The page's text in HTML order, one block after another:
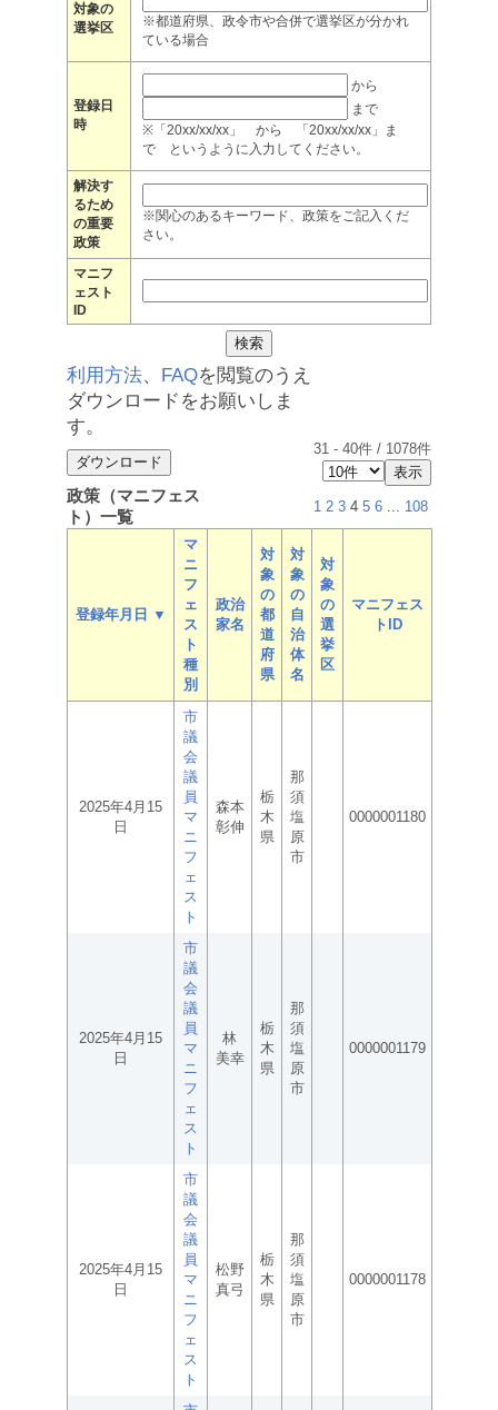
対象の
選挙区
※都道府県、政令市や合併で選挙区が分かれ
ている場合
登録日
時
から
まで
※「20xx/xx/xx」 から 「20xx/xx/xx」ま
で というように入力してください。
解決す
るため
の重要
政策
※関心のあるキーワード、政策をご記入くだ
さい。
マニフ
ェスト
ID
利用方法、 FAQを閲覧のうえ
ダウンロードをお願いしま
す。
31 - 40件 / 1078件
政策（マニフェス
ト）一覧
1 2 3 4 5 6 ... 108
登録年月日 ▼
マ
ニ
フ
ェ
ス
ト
種
別
政治
家名
対
象
の
都
道
府
県
対
象
の
自
治
体
名
対
象
の
選
挙
区
マニフェス
トID
2025年4月15
日
市
議
会
議
員
マ
ニ
フ
ェ
ス
ト
森本
彰伸
栃
木
県
那
須
塩
原
市
0000001180
2025年4月15
日
市
議
会
議
員
マ
ニ
フ
ェ
ス
ト
林
美幸
栃
木
県
那
須
塩
原
市
0000001179
2025年4月15
日
市
議
会
議
員
マ
ニ
フ
ェ
ス
ト
松野
真弓
栃
木
県
那
須
塩
原
市
0000001178